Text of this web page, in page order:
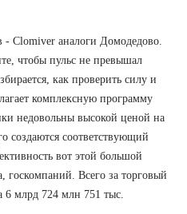
- Clomiver аналоги Домодедово.
чтобы пульс не превышал
как проверить силу и
комплексную программу
недовольны высокой ценой на
создаются соответствующий
вот этой большой
госкомпаний. Всего за торговый
6 млрд 724 млн 751 тыс.